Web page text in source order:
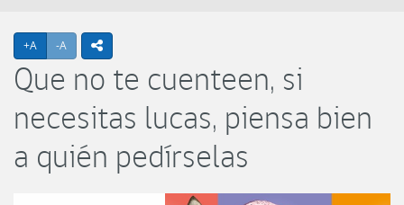
+A Agrandar texto
-A Achicar textoicono compartir
Que no te cuenteen, si
necesitas lucas, piensa bien
a quién pedírselas